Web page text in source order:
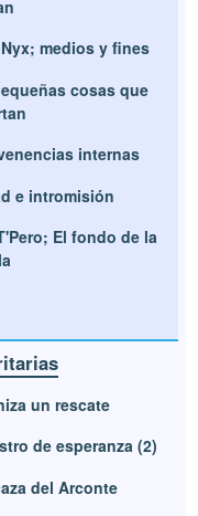
medios y fines
cosas que
internas
e intromisión
El fondo de la
un rescate
de esperanza (2)
del Arconte